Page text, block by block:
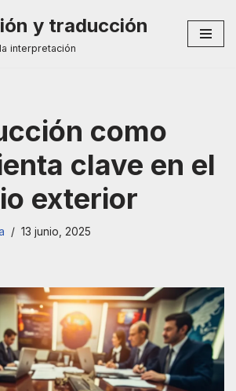
y traducción
interpretación
como
clave en el
exterior
13 junio, 2025